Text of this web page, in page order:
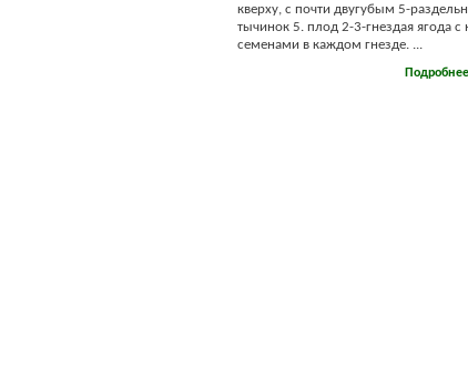
кверху, с почти двугубым 5-
тычинок 5. плод 2-3-гнездая ягода с
семенами в каждом гнезде. ...
Подробнее